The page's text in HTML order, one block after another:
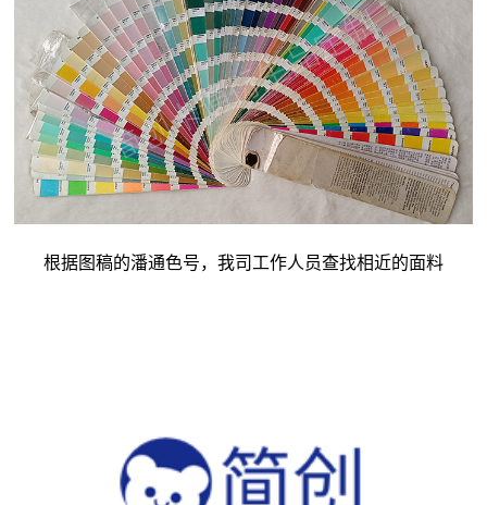
根据图稿的潘通色号，我司工作人员查找相近的面料